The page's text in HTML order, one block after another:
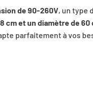
de 90-260V, un type
cm et un diamètre de 60
parfaitement à vos